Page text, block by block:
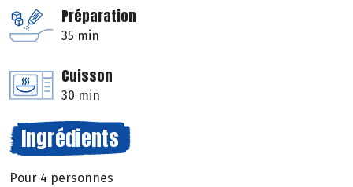
Préparation
35 min
Cuisson
30 min
Ingrédients
Pour 4 personnes